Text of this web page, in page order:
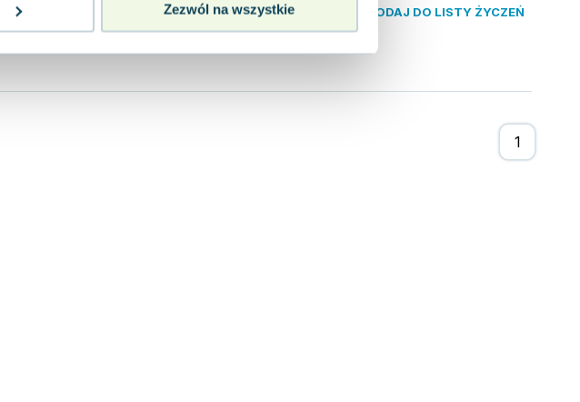
Zezwól na wszystkie DODAJ DO LISTY ŻYCZEŃ